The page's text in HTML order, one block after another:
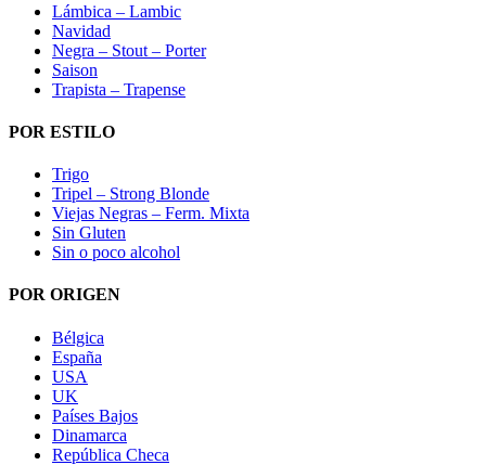
Lámbica – Lambic
Navidad
Negra – Stout – Porter
Saison
Trapista – Trapense
POR ESTILO
Trigo
Tripel – Strong Blonde
Viejas Negras – Ferm. Mixta
Sin Gluten
Sin o poco alcohol
POR ORIGEN
Bélgica
España
USA
UK
Países Bajos
Dinamarca
República Checa